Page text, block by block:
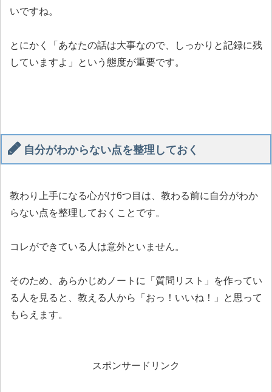
いですね。
とにかく「あなたの話は大事なので、しっかりと記録に残
していますよ」という態度が重要です。
自分がわからない点を整理しておく
教わり上手になる心がけ6つ目は、教わる前に自分がわか
らない点を整理しておくことです。
コレができている人は意外といません。
そのため、あらかじめノートに「質問リスト」を作ってい
る人を見ると、教える人から「おっ！いいね！」と思って
もらえます。
スポンサードリンク